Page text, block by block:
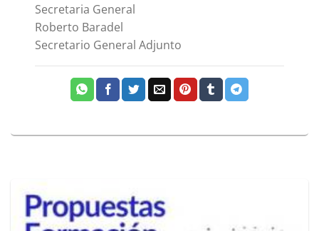
Secretaria General
Roberto Baradel
Secretario General Adjunto